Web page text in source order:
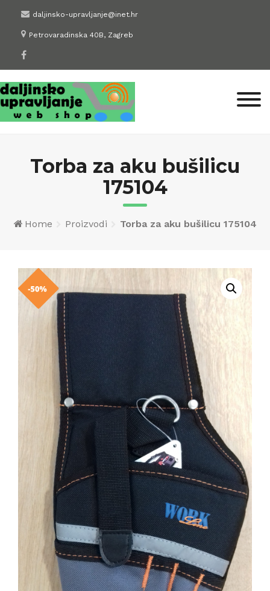
content
daljinsko-upravljanje@inet.hr
Petrovaradinska 40B, Zagreb
Torba za aku bušilicu
175104
Home Proizvodi Torba za aku bušilicu 175104